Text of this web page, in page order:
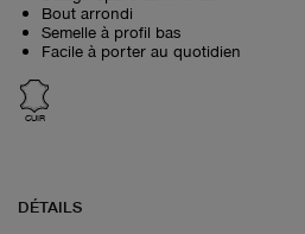
Bout arrondi
Semelle à profil bas
Facile à porter au quotidien
CUIR
DÉTAILS